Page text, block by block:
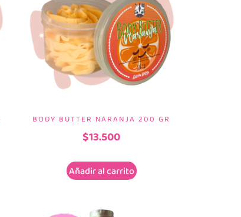
BODY BUTTER NARANJA 200 GR
$13.500
Añadir al carrito